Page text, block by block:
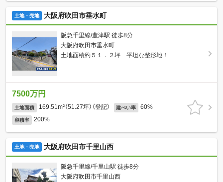
土地・売地 大阪府吹田市垂水町
阪急千里線/豊津駅 徒歩8分
大阪府吹田市垂水町
土地面積約５１．２坪 平坦な整形地！
7500万円
土地面積 169.51m²（51.27坪）（登記） 建ぺい率 60%
容積率 200%
土地・売地 大阪府吹田市千里山西
阪急千里線/千里山駅 徒歩8分
大阪府吹田市千里山西